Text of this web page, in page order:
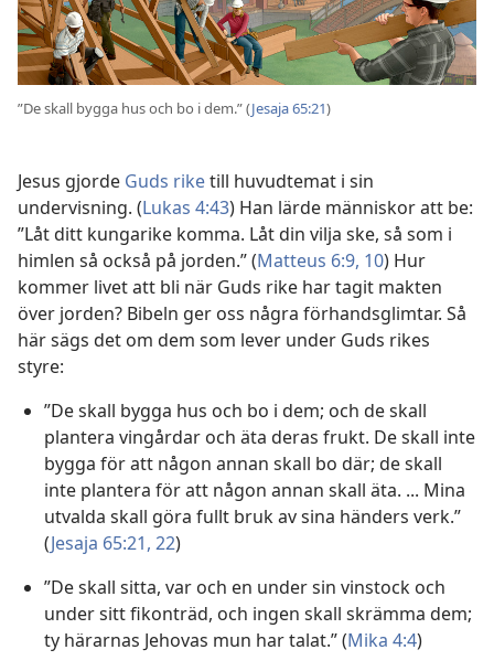
”De skall bygga hus och bo i dem.” (Jesaja 65:21)
Jesus gjorde Guds riketill huvudtemat i sin
undervisning. (Lukas 4:43) Han lärde människor att be:
”Låt ditt kungarike komma. Låt din vilja ske, så som i
himlen så också på jorden.” (Matteus 6:9, 10) Hur
kommer livet att bli när Guds rike har tagit makten
över jorden? Bibeln ger oss några förhandsglimtar. Så
här sägs det om dem som lever under Guds rikes
styre:
”De skall bygga hus och bo i dem; och de skall
plantera vingårdar och äta deras frukt. De skall inte
bygga för att någon annan skall bo där; de skall
inte plantera för att någon annan skall äta. ... Mina
utvalda skall göra fullt bruk av sina händers verk.”
(Jesaja 65:21, 22)
”De skall sitta, var och en under sin vinstock och
under sitt fikonträd, och ingen skall skrämma dem;
ty härarnas Jehovas mun har talat.” (Mika 4:4)